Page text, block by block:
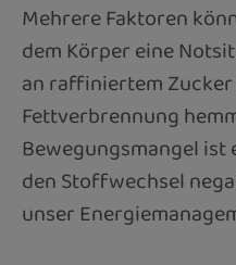
Mehrere Faktoren
dem Körper eine
an raffiniertem
Fettverbrennung
Bewegungsmangel
den Stoffwechsel
unser